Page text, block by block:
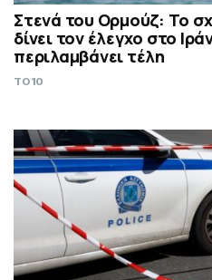
Στενά του Ορμούζ: Το
δίνει τον έλεγχο στο
περιλαμβάνει τέλη
TO10